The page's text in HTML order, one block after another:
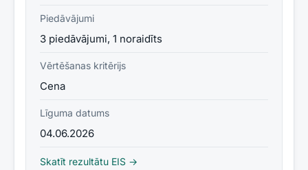
Piedāvājumi
3 piedāvājumi, 1 noraidīts
Vērtēšanas kritērijs
Cena
Līguma datums
04.06.2026
Skatīt rezultātu EIS →